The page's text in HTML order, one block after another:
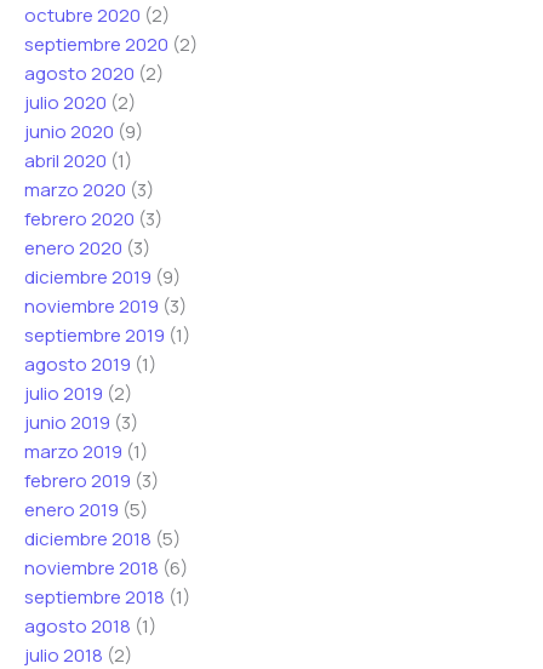
octubre 2020 (2)
septiembre 2020 (2)
agosto 2020 (2)
julio 2020 (2)
junio 2020 (9)
abril 2020 (1)
marzo 2020 (3)
febrero 2020 (3)
enero 2020 (3)
diciembre 2019 (9)
noviembre 2019 (3)
septiembre 2019 (1)
agosto 2019 (1)
julio 2019 (2)
junio 2019 (3)
marzo 2019 (1)
febrero 2019 (3)
enero 2019 (5)
diciembre 2018 (5)
noviembre 2018 (6)
septiembre 2018 (1)
agosto 2018 (1)
julio 2018 (2)